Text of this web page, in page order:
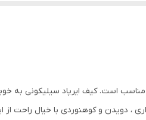
است. کیف ایرپاد سیلیکونی به
دویدن و کوهنوردی با خیال راحت از